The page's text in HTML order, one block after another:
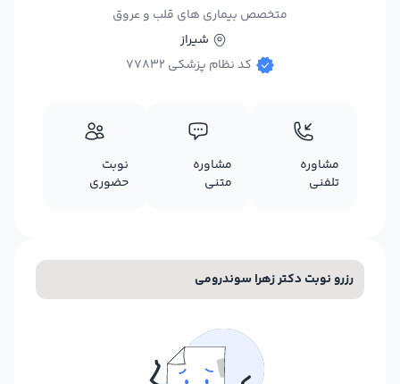
متخصص بیماری های قلب و عروق
شیراز
کد نظام پزشکی 77832
مشاوره
تلفنی
مشاوره
متنی
نوبت
حضوری
رزرو نوبت دکتر زهرا سوندرومی